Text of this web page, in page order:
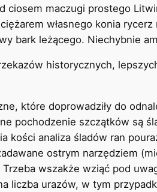
ciosem maczugi prostego
własnego konia rycerz
bark leżącego. Niechybnie
historycznych,
które doprowadziły do
pochodzenie szczątków są
kości analiza śladów ran
ostrym narzędziem
wszakże wziąć pod
liczba urazów, w tym